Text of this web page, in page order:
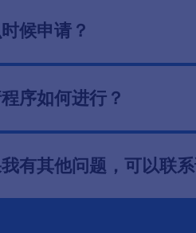
候申请？
序如何进行？
有其他问题，可以联系